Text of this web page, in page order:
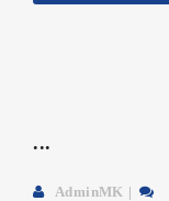
...
AdminMK